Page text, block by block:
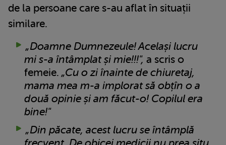
de la persoane care s-au aflat în situații
similare.
„Doamne Dumnezeule! Același lucru
mi s-a întâmplat și mie!!!", a scris o
femeie. „Cu o zi înainte de chiuretaj,
mama mea m-a implorat să obțîn o a
două opinie și am făcut-o! Copilul era
bine!"
„Din păcate, acest lucru se întâmplă